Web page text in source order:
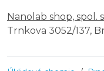
Nanolab shop, spol.
Trnkova 3052/137,